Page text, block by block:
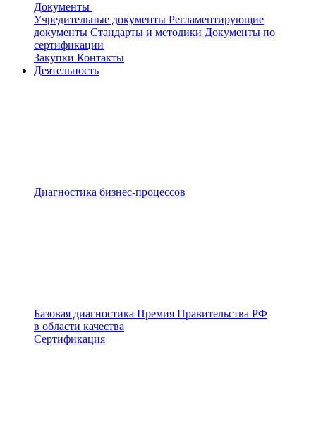
Документы
Учредительные документы Регламентирующие
документы Стандарты и методики Документы по
сертификации
Закупки Контакты
Деятельность
Диагностика бизнес-процессов
Базовая диагностика Премия Правительства РФ
в области качества
Сертификация